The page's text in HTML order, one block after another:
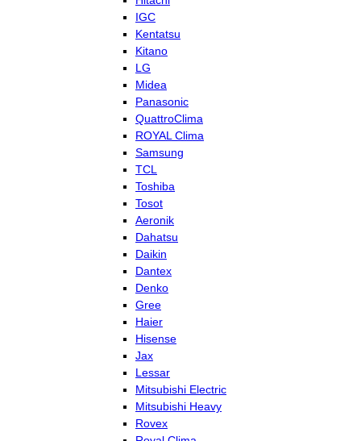
IGC
Kentatsu
Kitano
LG
Midea
Panasonic
QuattroClima
ROYAL Clima
Samsung
TCL
Toshiba
Tosot
Aeronik
Dahatsu
Daikin
Dantex
Denko
Gree
Haier
Hisense
Jax
Lessar
Mitsubishi Electric
Mitsubishi Heavy
Rovex